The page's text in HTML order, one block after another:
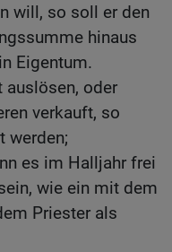
will, so soll er den
hinaus
Eigentum.
auslösen, oder
verkauft, so
werden;
es im Halljahr frei
wie ein mit dem
Priester als